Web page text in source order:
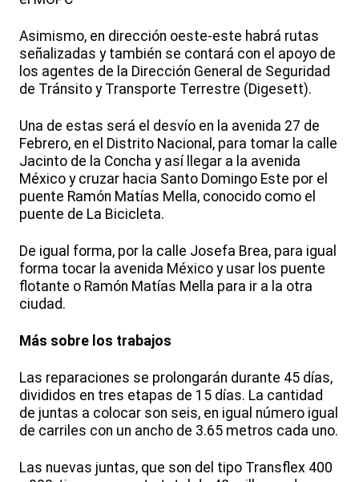
Asimismo, en dirección oeste-este habrá rutas
señalizadas y también se contará con el apoyo de
los agentes de la Dirección General de Seguridad
de Tránsito y Transporte Terrestre (Digesett).
Una de estas será el desvío en la avenida 27 de
Febrero, en el Distrito Nacional, para tomar la calle
Jacinto de la Concha y así llegar a la avenida
México y cruzar hacia Santo Domingo Este por el
puente Ramón Matías Mella, conocido como el
puente de La Bicicleta.
De igual forma, por la calle Josefa Brea, para igual
forma tocar la avenida México y usar los puente
flotante o Ramón Matías Mella para ir a la otra
ciudad.
Más sobre los trabajos
Las reparaciones se prolongarán durante 45 días,
divididos en tres etapas de 15 días. La cantidad
de juntas a colocar son seis, en igual número igual
de carriles con un ancho de 3.65 metros cada uno.
Las nuevas juntas, que son del tipo Transflex 400